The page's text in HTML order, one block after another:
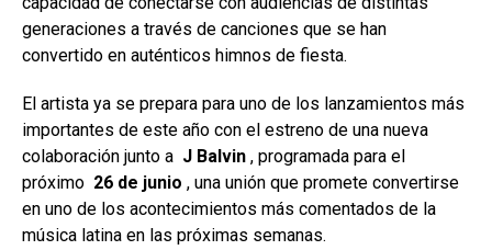
generaciones a través de canciones que se han
convertido en auténticos himnos de fiesta.
El artista ya se prepara para uno de los lanzamientos más
importantes de este año con el estreno de una nueva
colaboración junto a J Balvin , programada para el
próximo 26 de junio , una unión que promete convertirse
en uno de los acontecimientos más comentados de la
música latina en las próximas semanas.